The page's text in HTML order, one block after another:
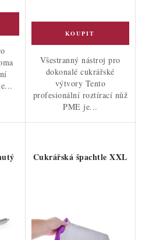
Všestranný nástroj pro
dokonalé cukrářské
výtvory Tento
profesionální roztírací nůž
PME je...
Cukrářská špachtle XXL